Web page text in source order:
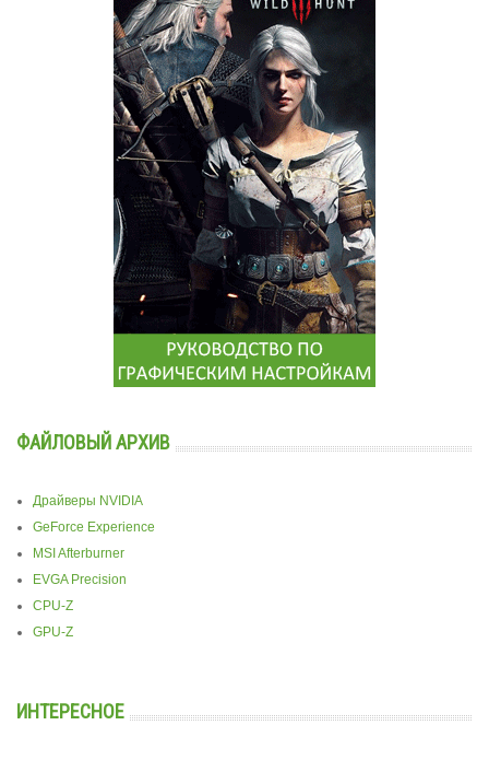
ФАЙЛОВЫЙ АРХИВ
Драйверы NVIDIA
GeForce Experience
MSI Afterburner
EVGA Precision
CPU-Z
GPU-Z
ИНТЕРЕСНОЕ